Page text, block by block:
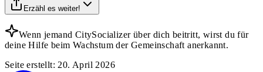
Erzähl es weiter!
Wenn jemand CitySocializer über dich beitritt, wirst du für
deine Hilfe beim Wachstum der Gemeinschaft anerkannt.
Seite erstellt: 20. April 2026